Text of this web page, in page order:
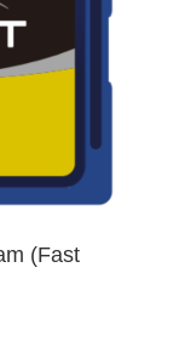
(Fast